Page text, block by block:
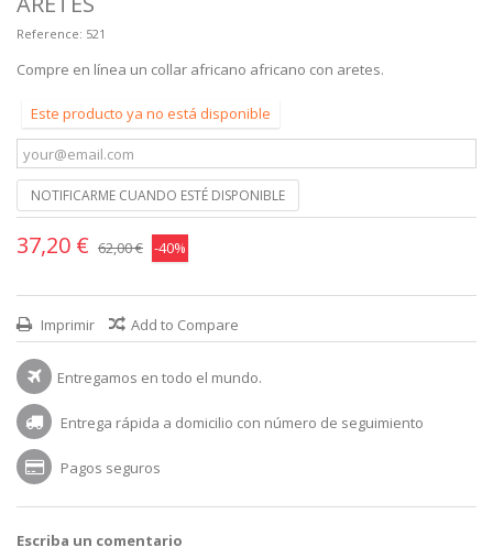
Reference: 521
Compre en línea un collar africano africano con aretes.
Este producto ya no está disponible
NOTIFICARME CUANDO ESTÉ DISPONIBLE
37,20 € 62,00 € -40%
Imprimir Add to Compare
Entregamos en todo el mundo.
Entrega rápida a domicilio con número de seguimiento
Pagos seguros
Escriba un comentario